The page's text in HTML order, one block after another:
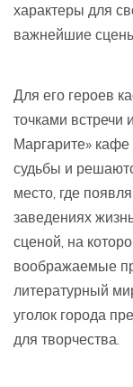
характеры для
важнейшие
Для его героев
точками встречи
Маргарите» кафе
судьбы и
место, где
заведениях
сценой, на
воображаемые
литературный
уголок города
для творчества.